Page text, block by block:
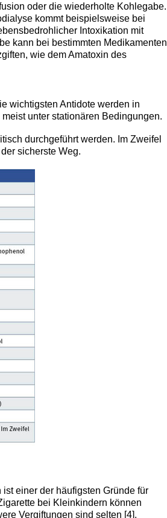
oder die wiederholte Kohlegabe.
kommt beispielsweise bei
Intoxikation mit
kann bei bestimmten Medikamenten
wie dem Amatoxin des
wichtigsten Antidote werden in
unter stationären Bedingungen.
durchgeführt werden. Im Zweifel
sicherste Weg.
einer der häufigsten Gründe für
bei Kleinkindern können
Vergiftungen sind selten [4].